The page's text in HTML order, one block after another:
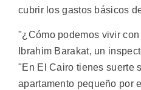
cubrir los gastos básicos
"¿Cómo podemos vivir
Ibrahim Barakat, un
"En El Cairo tienes suerte
apartamento pequeño por